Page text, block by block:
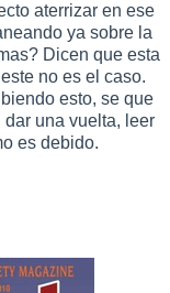
aterrizar en ese
ya sobre la
Dicen que esta
no es el caso.
esto, se que
dar una vuelta, leer
es debido.